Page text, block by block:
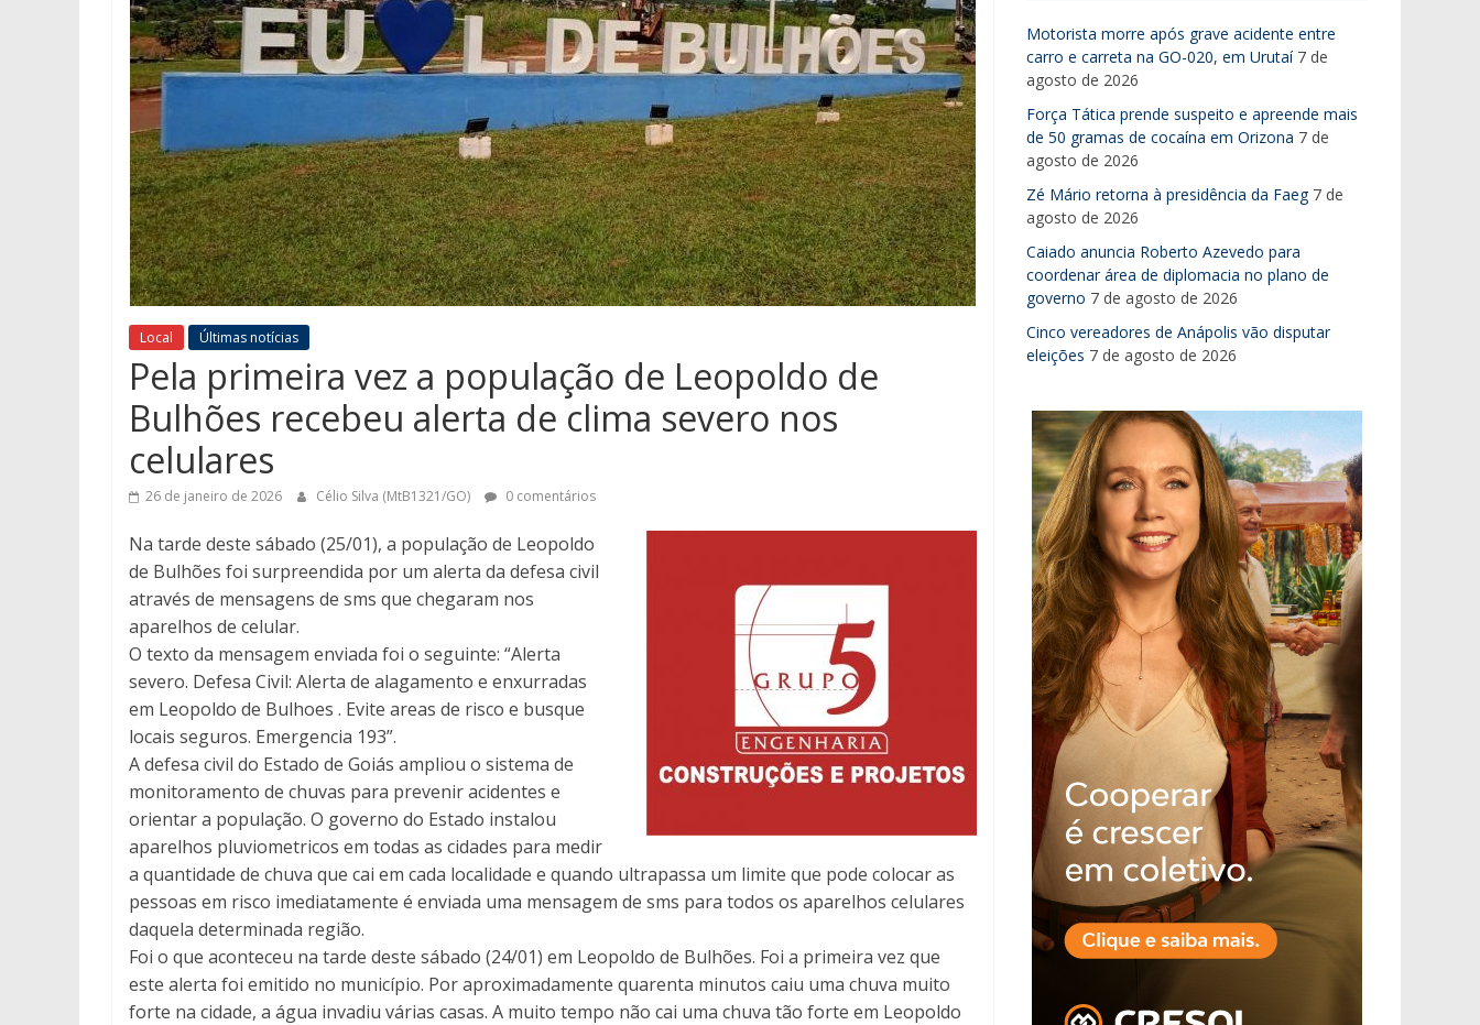
Local Últimas notícias
Pela primeira vez a população de Leopoldo de
Bulhões recebeu alerta de clima severo nos
celulares
26 de janeiro de 2026 Célio Silva (MtB1321/GO) 0 comentários
Na tarde deste sábado (25/01), a população de Leopoldo
de Bulhões foi surpreendida por um alerta da defesa civil
através de mensagens de sms que chegaram nos
aparelhos de celular.
O texto da mensagem enviada foi o seguinte: “Alerta
severo. Defesa Civil: Alerta de alagamento e enxurradas
em Leopoldo de Bulhoes . Evite areas de risco e busque
locais seguros. Emergencia 193”.
A defesa civil do Estado de Goiás ampliou o sistema de
monitoramento de chuvas para prevenir acidentes e
orientar a população. O governo do Estado instalou
aparelhos pluviometricos em todas as cidades para medir
a quantidade de chuva que cai em cada localidade e quando ultrapassa um limite que pode colocar as
pessoas em risco imediatamente é enviada uma mensagem de sms para todos os aparelhos celulares
daquela determinada região.
Foi o que aconteceu na tarde deste sábado (24/01) em Leopoldo de Bulhões. Foi a primeira vez que
este alerta foi emitido no município. Por aproximadamente quarenta minutos caiu uma chuva muito
forte na cidade, a água invadiu várias casas. A muito tempo não cai uma chuva tão forte em Leopoldo
Motorista morre após grave acidente entre
carro e carreta na GO-020, em Urutaí 7 de
agosto de 2026
Força Tática prende suspeito e apreende mais
de 50 gramas de cocaína em Orizona 7 de
agosto de 2026
Zé Mário retorna à presidência da Faeg 7 de
agosto de 2026
Caiado anuncia Roberto Azevedo para
coordenar área de diplomacia no plano de
governo 7 de agosto de 2026
Cinco vereadores de Anápolis vão disputar
eleições 7 de agosto de 2026